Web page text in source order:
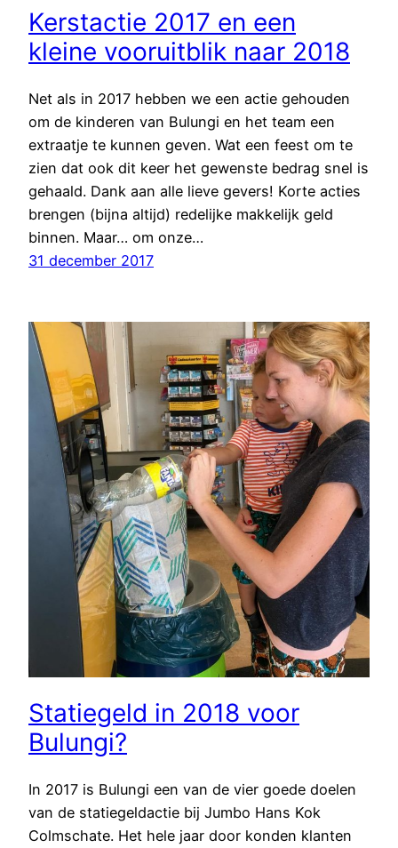
Kerstactie 2017 en een
kleine vooruitblik naar 2018
Net als in 2017 hebben we een actie gehouden
om de kinderen van Bulungi en het team een
extraatje te kunnen geven. Wat een feest om te
zien dat ook dit keer het gewenste bedrag snel is
gehaald. Dank aan alle lieve gevers! Korte acties
brengen (bijna altijd) redelijke makkelijk geld
binnen. Maar… om onze…
31 december 2017
Statiegeld in 2018 voor
Bulungi?
In 2017 is Bulungi een van de vier goede doelen
van de statiegeldactie bij Jumbo Hans Kok
Colmschate. Het hele jaar door konden klanten